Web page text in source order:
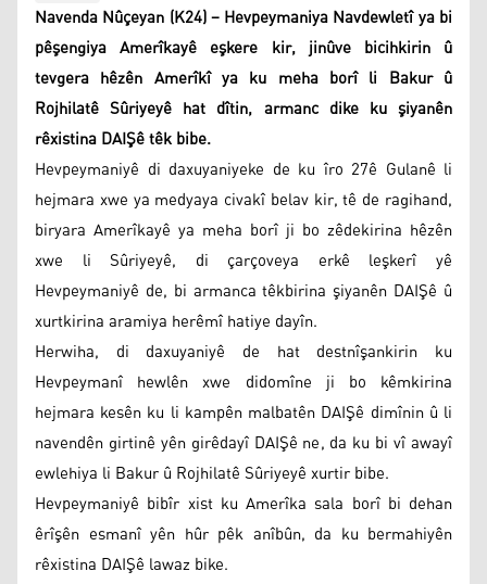
Navenda Nûçeyan (K24) – Hevpeymaniya Navdewletî ya bi
pêşengiya Amerîkayê eşkere kir, jinûve bicihkirin û
tevgera hêzên Amerîkî ya ku meha borî li Bakur û
Rojhilatê Sûriyeyê hat dîtin, armanc dike ku şiyanên
rêxistina DAIŞê têk bibe.
Hevpeymaniyê di daxuyaniyeke de ku îro 27ê Gulanê li
hejmara xwe ya medyaya civakî belav kir, tê de ragihand,
biryara Amerîkayê ya meha borî ji bo zêdekirina hêzên
xwe li Sûriyeyê, di çarçoveya erkê leşkerî yê
Hevpeymaniyê de, bi armanca têkbirina şiyanên DAIŞê û
xurtkirina aramiya herêmî hatiye dayîn.
Herwiha, di daxuyaniyê de hat destnîşankirin ku
Hevpeymanî hewlên xwe didomîne ji bo kêmkirina
hejmara kesên ku li kampên malbatên DAIŞê dimînin û li
navendên girtinê yên girêdayî DAIŞê ne, da ku bi vî awayî
ewlehiya li Bakur û Rojhilatê Sûriyeyê xurtir bibe.
Hevpeymaniyê bibîr xist ku Amerîka sala borî bi dehan
êrîşên esmanî yên hûr pêk anîbûn, da ku bermahiyên
rêxistina DAIŞê lawaz bike.